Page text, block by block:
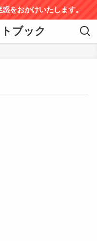
をおかけいたします。
ブック